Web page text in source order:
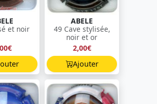
et noir
ABELE
49 Cave stylisée,
noir et or
2,00€
Ajouter